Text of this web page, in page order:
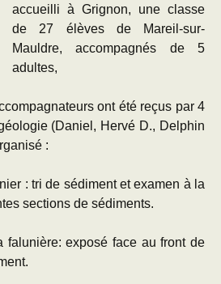
accueilli à Grignon, une classe
de 27 élèves de Mareil-sur-
Mauldre, accompagnés de 5
adultes,
ont été reçus par 4
(Daniel, Hervé D., Delphin
:
: tri de sédiment et examen à la
sections de sédiments.
falunière: exposé face au front de